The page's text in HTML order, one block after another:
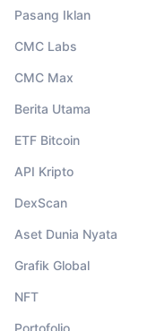
Pasang Iklan
CMC Labs
CMC Max
Berita Utama
ETF Bitcoin
API Kripto
DexScan
Aset Dunia Nyata
Grafik Global
NFT
Portofolio